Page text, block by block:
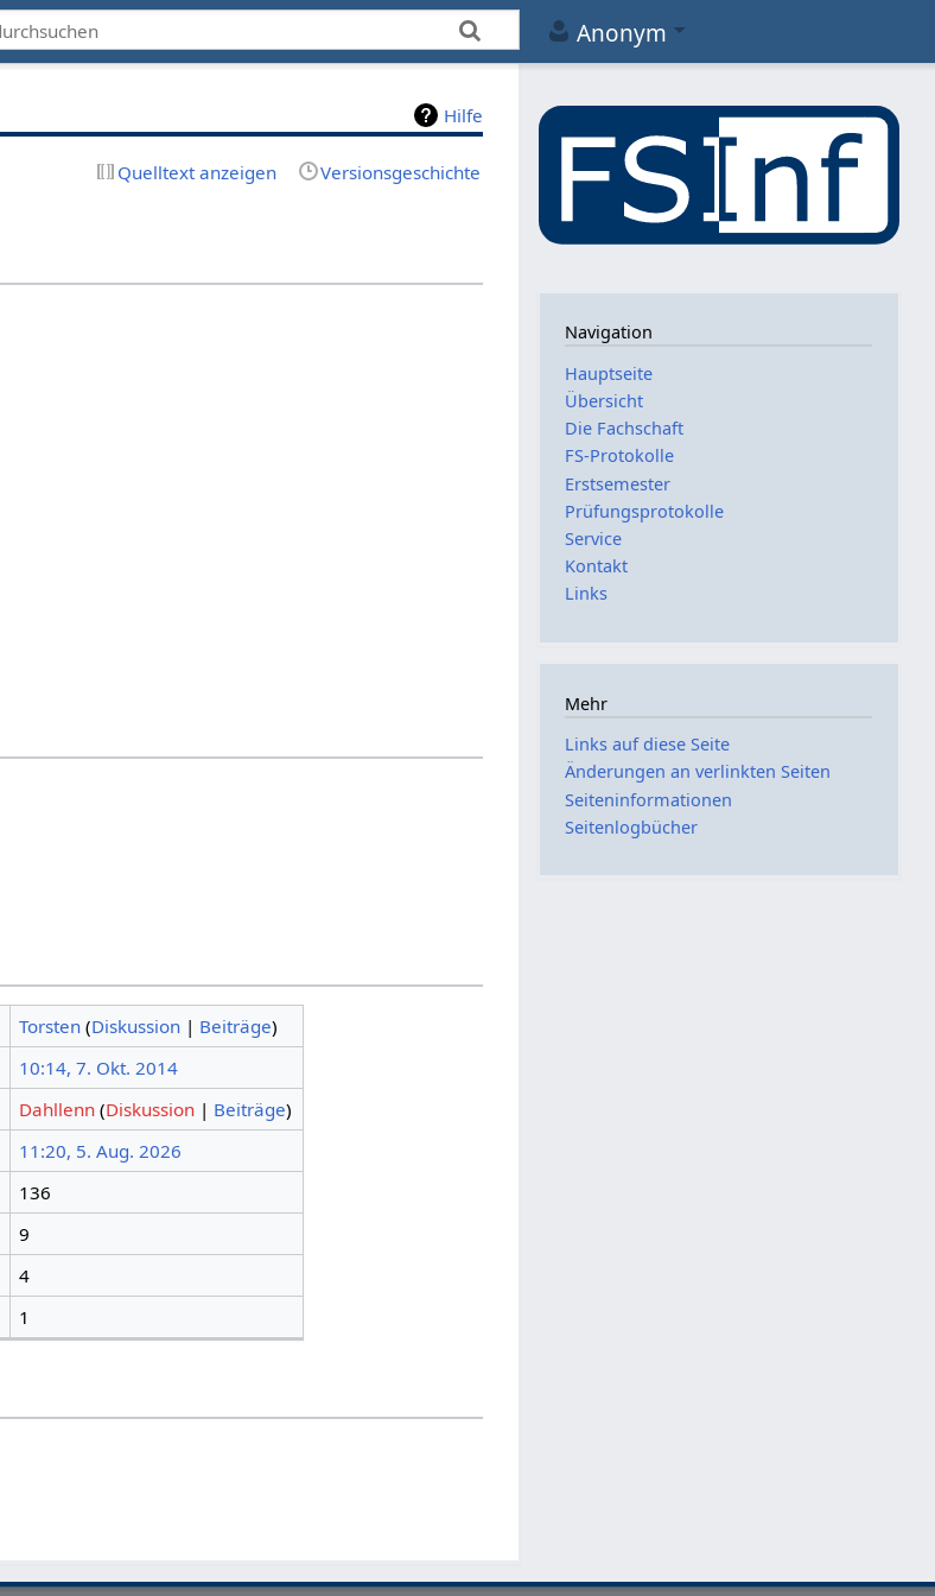
Anonym
Hilfe
Quelltext anzeigen Versionsgeschichte
Torsten (Diskussion | Beiträge)
10:14, 7. Okt. 2014
Dahllenn (Diskussion | Beiträge)
11:20, 5. Aug. 2026
136
9
4
1
Navigation
Hauptseite
Übersicht
Die Fachschaft
FS-Protokolle
Erstsemester
Prüfungsprotokolle
Service
Kontakt
Links
Mehr
Links auf diese Seite
Änderungen an verlinkten Seiten
Seiten­­informationen
Seitenlogbücher